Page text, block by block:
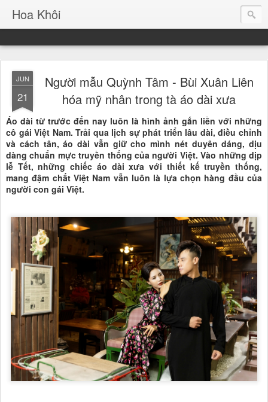
Hoa Khôi
JUN
21
Người mẫu Quỳnh Tâm - Bùi Xuân Liên
hóa mỹ nhân trong tà áo dài xưa
Áo dài từ trước đến nay luôn là hình ảnh gắn liền với những
cô gái Việt Nam. Trải qua lịch sự phát triển lâu dài, điều chỉnh
và cách tân, áo dài vẫn giữ cho mình nét duyên dáng, dịu
dàng chuẩn mực truyền thống của người Việt. Vào những dịp
lễ Tết, những chiếc áo dài xưa với thiết kế truyền thống,
mang đậm chất Việt Nam vẫn luôn là lựa chọn hàng đầu của
người con gái Việt.